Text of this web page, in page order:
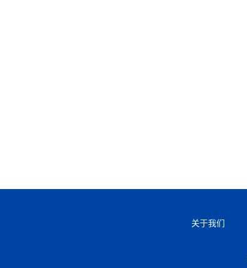
关于我们